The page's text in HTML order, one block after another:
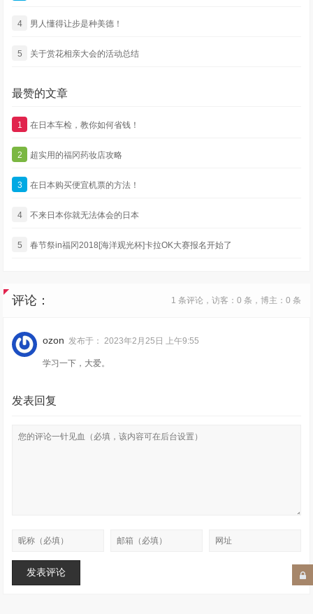
4 男人懂得让步是种美德！
5 关于赏花相亲大会的活动总结
最赞的文章
1 在日本车检，教你如何省钱！
2 超实用的福冈药妆店攻略
3 在日本购买便宜机票的方法！
4 不来日本你就无法体会的日本
5 春节祭in福冈2018[海洋观光杯]卡拉OK大赛报名开始了
评论： 1 条评论，访客：0 条，博主：0 条
ozon 发布于：2023年2月25日 上午9:55
学习一下，大爱。
发表回复